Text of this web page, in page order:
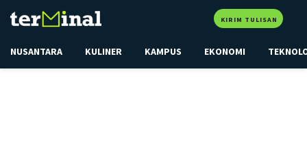
KIRIM TULISAN
NUSANTARA KULINER KAMPUS EKONOMI